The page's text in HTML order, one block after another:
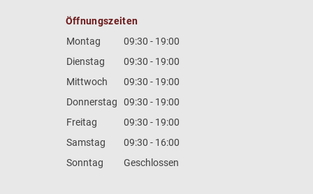
Öffnungszeiten
Montag
09:30 - 19:00
Dienstag
09:30 - 19:00
Mittwoch
09:30 - 19:00
Donnerstag
09:30 - 19:00
Freitag
09:30 - 19:00
Samstag
09:30 - 16:00
Sonntag
Geschlossen